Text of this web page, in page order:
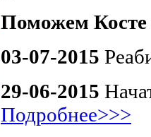
Поможем Косте
03-07-2015
29-06-2015
Подробнее>>>